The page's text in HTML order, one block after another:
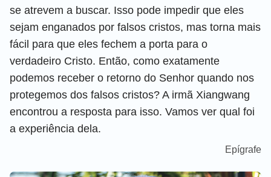
se atrevem a buscar. Isso pode impedir que eles
sejam enganados por falsos cristos, mas torna mais
fácil para que eles fechem a porta para o
verdadeiro Cristo. Então, como exatamente
podemos receber o retorno do Senhor quando nos
protegemos dos falsos cristos? A irmã Xiangwang
encontrou a resposta para isso. Vamos ver qual foi
a experiência dela.
Epígrafe